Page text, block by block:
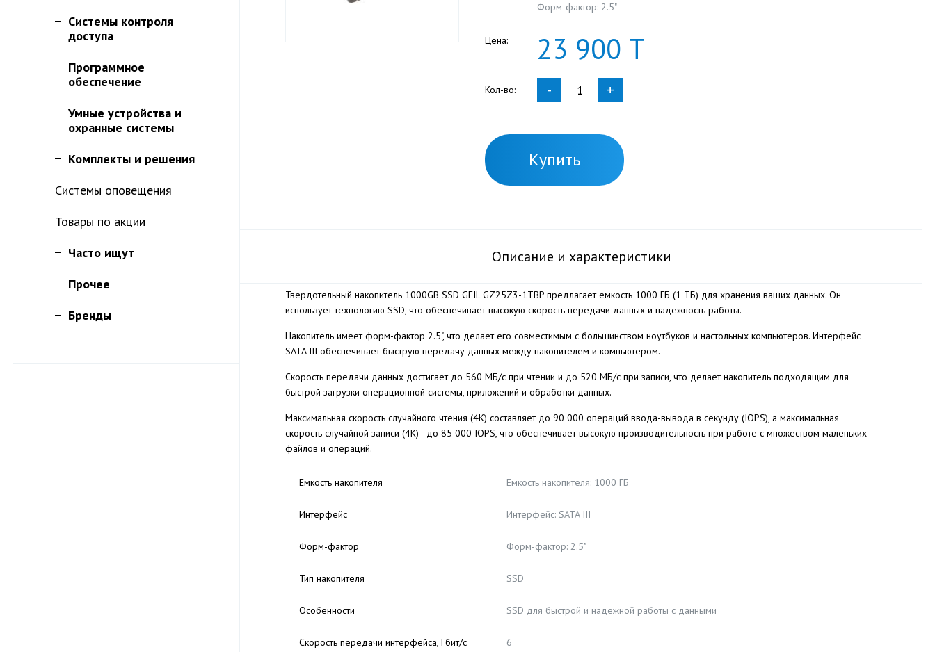
Системы контроля
доступа
Программное
обеспечение
Умные устройства и
охранные системы
Комплекты и решения
Системы оповещения
Товары по акции
Часто ищут
Прочее
Бренды
Форм-фактор: 2.5"
Цена: 23 900 Т
Кол-во: - +
Купить
Описание и характеристики
Твердотельный накопитель 1000GB SSD GEIL GZ25Z3-1TBP предлагает емкость 1000 ГБ (1 ТБ) для хранения ваших данных. Он
использует технологию SSD, что обеспечивает высокую скорость передачи данных и надежность работы.
Накопитель имеет форм-фактор 2.5", что делает его совместимым с большинством ноутбуков и настольных компьютеров. Интерфейс
SATA III обеспечивает быструю передачу данных между накопителем и компьютером.
Скорость передачи данных достигает до 560 МБ/с при чтении и до 520 МБ/с при записи, что делает накопитель подходящим для
быстрой загрузки операционной системы, приложений и обработки данных.
Максимальная скорость случайного чтения (4K) составляет до 90 000 операций ввода-вывода в секунду (IOPS), а максимальная
скорость случайной записи (4K) - до 85 000 IOPS, что обеспечивает высокую производительность при работе с множеством маленьких
файлов и операций.
Емкость накопителя Емкость накопителя: 1000 ГБ
Интерфейс Интерфейс: SATA III
Форм-фактор Форм-фактор: 2.5"
Тип накопителя SSD
Особенности SSD для быстрой и надежной работы с данными
Скорость передачи интерфейса, Гбит/с 6